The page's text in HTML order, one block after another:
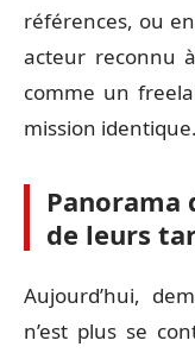
références, ou
acteur reconnu
comme un
mission identique.
Panorama
de leurs
Aujourd’hui,
n’est plus se